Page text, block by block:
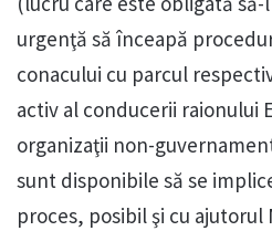
urgenţă să înceapă
conacului cu parcul
activ al conducerii raionului
organizaţii non-
sunt disponibile să se
proces, posibil şi cu